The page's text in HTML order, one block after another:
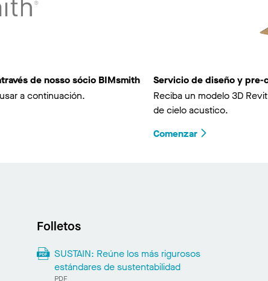
de nosso sócio BIMsmith
a continuación.
Servicio de diseño y pre-
Reciba un modelo 3D
de cielo acustico.
Comenzar
Folletos
SUSTAIN: Reúne los más rigurosos
estándares de sustentabilidad
PDF